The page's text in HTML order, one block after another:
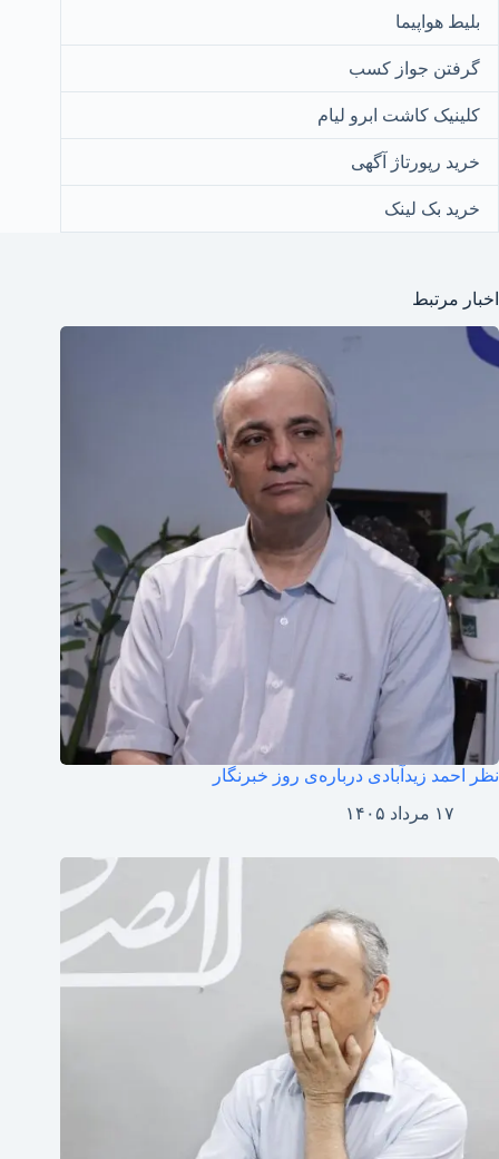
بلیط هواپیما
گرفتن جواز کسب
کلینیک کاشت ابرو لیام
خرید رپورتاژ آگهی
خرید بک لینک
اخبار مرتبط
نظر احمد زیدآبادی درباره‌ی روز خبرنگار
۱۷ مرداد ۱۴۰۵